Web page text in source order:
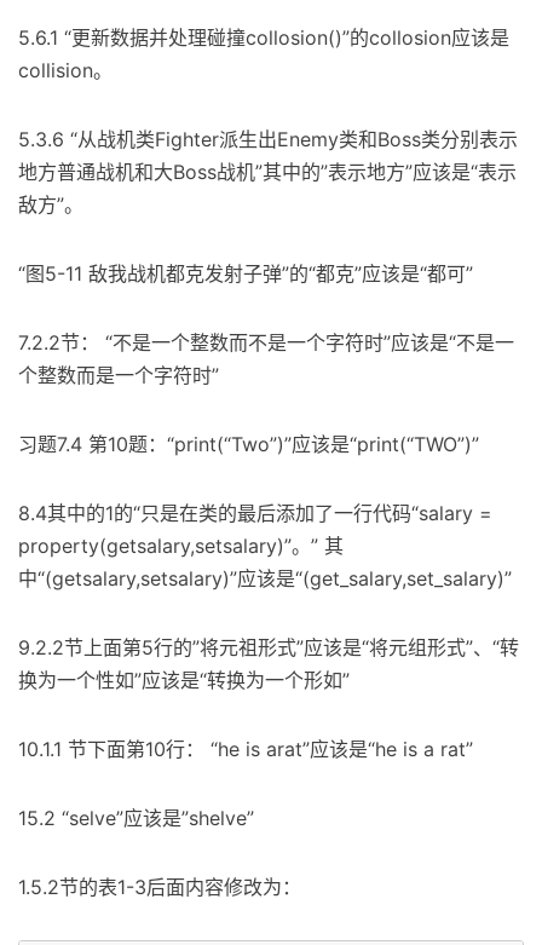
5.6.1 “更新数据并处理碰撞collosion()”的collosion应该是
collision。
5.3.6 “从战机类Fighter派生出Enemy类和Boss类分别表示
地方普通战机和大Boss战机”其中的”表示地方”应该是“表示
敌方”。
“图5-11 敌我战机都克发射子弹”的“都克”应该是“都可”
7.2.2节： “不是一个整数而不是一个字符时”应该是“不是一
个整数而是一个字符时”
习题7.4 第10题：“print(“Two”)”应该是“print(“TWO”)”
8.4其中的1的“只是在类的最后添加了一行代码“salary =
property(getsalary,setsalary)”。” 其
中“(getsalary,setsalary)”应该是“(get_salary,set_salary)”
9.2.2节上面第5行的”将元祖形式”应该是“将元组形式”、“转
换为一个性如”应该是“转换为一个形如”
10.1.1 节下面第10行： “he is arat”应该是“he is a rat”
15.2 “selve”应该是”shelve”
1.5.2节的表1-3后面内容修改为：